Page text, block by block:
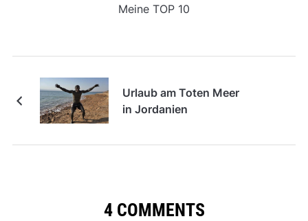
Meine TOP 10
Urlaub am Toten Meer
in Jordanien
4 COMMENTS